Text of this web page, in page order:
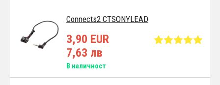
Connects2 CTSONYLEAD
3,90 EUR
7,63 лв
В наличност